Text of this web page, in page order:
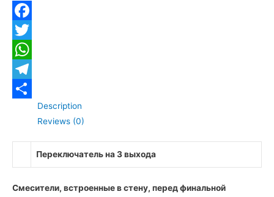
для
ванны
и
душа
белый
матовый
quantity
Facebook
Twitter
WhatsApp
Telegram
ОтправитьDescription
Reviews (0)
Переключатель на 3 выхода
Смесители, встроенные в стену, перед финальной